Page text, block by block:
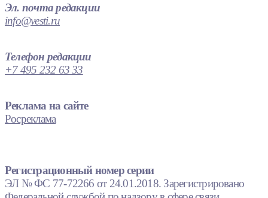
Эл. почта редакции
info@vesti.ru
Телефон редакции
+7 495 232 63 33
Реклама на сайте
Росреклама
Регистрационный номер серии
ЭЛ № ФС 77-72266 от 24.01.2018. Зарегистрировано